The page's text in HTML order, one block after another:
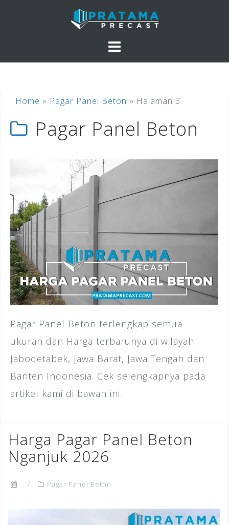
Home » Pagar Panel Beton » Halaman 3
Pagar Panel Beton
Pagar Panel Beton terlengkap semua
ukuran dan Harga terbarunya di wilayah
Jabodetabek, Jawa Barat, Jawa Tengah dan
Banten Indonesia. Cek selengkapnya pada
artikel kami di bawah ini.
Harga Pagar Panel Beton
Nganjuk 2026
Pagar Panel Beton